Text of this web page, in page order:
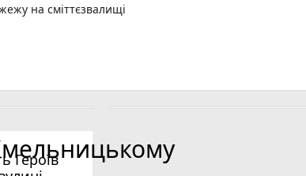
на сміттєзвалищі
Героїв